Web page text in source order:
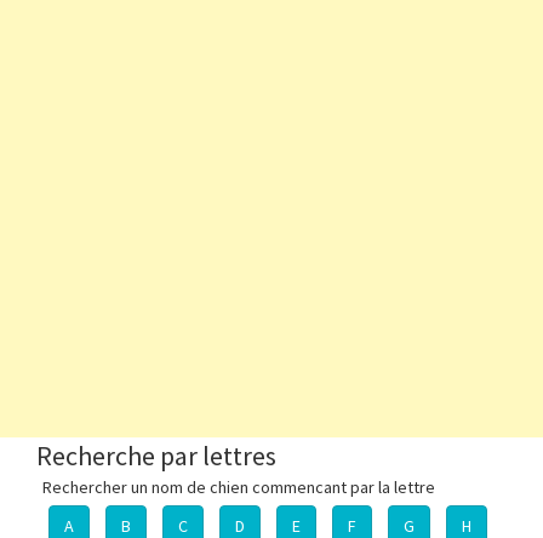
Recherche par lettres
Rechercher un nom de chien commencant par la lettre
A
B C D E F G H